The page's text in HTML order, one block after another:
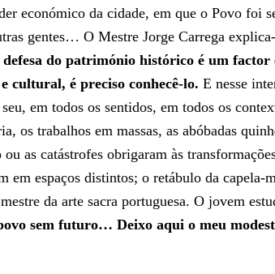
económico da cidade, em que o Povo foi
gentes… O Mestre Jorge Carrega
do património histórico é um
cultural, é preciso conhecê-lo. E nesse
em todos os sentidos, em todos os
os trabalhos em massas, as abóbadas
as catástrofes obrigaram às
espaços distintos; o retábulo da
da arte sacra portuguesa. O jovem
sem futuro… Deixo aqui o meu